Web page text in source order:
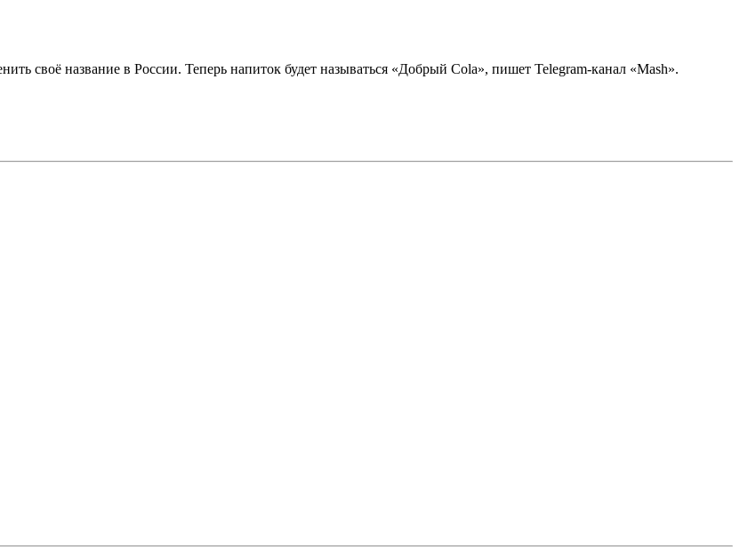
своё название в России. Теперь напиток будет называться «Добрый Cola», пишет Telegram-канал «Mash».